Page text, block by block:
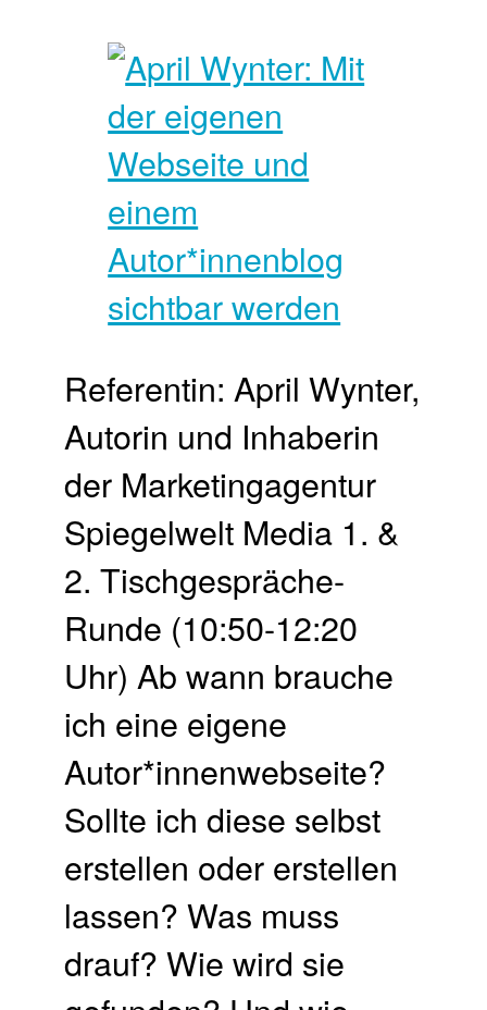
Referentin: April Wynter,
Autorin und Inhaberin
der Marketingagentur
Spiegelwelt Media 1. &
2. Tisch­gespräche-
Runde (10:50-12:20
Uhr) Ab wann brauche
ich eine eigene
Autor*innenwebseite?
Sollte ich diese selbst
erstellen oder erstellen
lassen? Was muss
drauf? Wie wird sie